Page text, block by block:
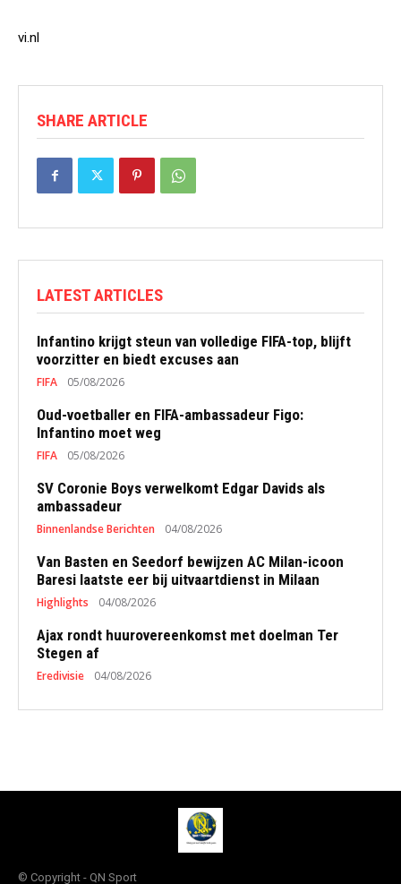
vi.nl
SHARE ARTICLE
LATEST ARTICLES
Infantino krijgt steun van volledige FIFA-top, blijft
voorzitter en biedt excuses aan
FIFA 05/08/2026
Oud-voetballer en FIFA-ambassadeur Figo:
Infantino moet weg
FIFA 05/08/2026
SV Coronie Boys verwelkomt Edgar Davids als
ambassadeur
Binnenlandse Berichten 04/08/2026
Van Basten en Seedorf bewijzen AC Milan-icoon
Baresi laatste eer bij uitvaartdienst in Milaan
Highlights 04/08/2026
Ajax rondt huurovereenkomst met doelman Ter
Stegen af
Eredivisie 04/08/2026
© Copyright - QN Sport